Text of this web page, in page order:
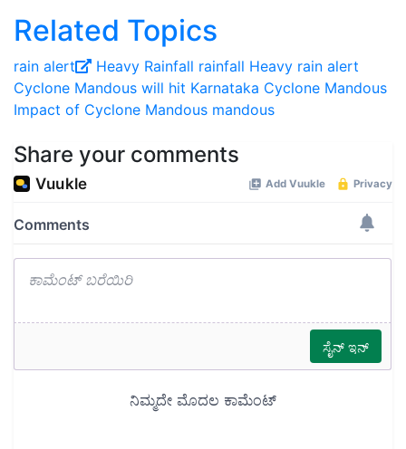
Related Topics
rain alert Heavy Rainfall rainfall Heavy rain alert
Cyclone Mandous will hit Karnataka Cyclone Mandous
Impact of Cyclone Mandous mandous
Share your comments